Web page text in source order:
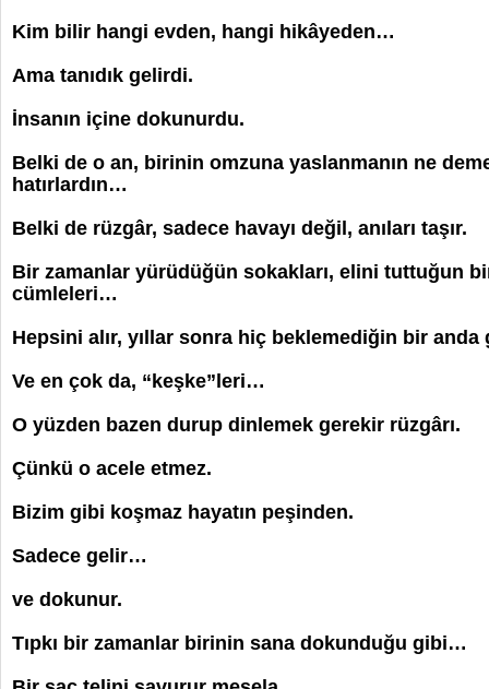
Kim bilir hangi evden, hangi hikâyeden…
Ama tanıdık gelirdi.
İnsanın içine dokunurdu.
Belki de o an, birinin omzuna yaslanmanın ne
hatırlardın…
Belki de rüzgâr, sadece havayı değil, anıları taşır.
Bir zamanlar yürüdüğün sokakları, elini tuttuğun
cümleleri…
Hepsini alır, yıllar sonra hiç beklemediğin bir
Ve en çok da, “keşke”leri…
O yüzden bazen durup dinlemek gerekir rüzgârı.
Çünkü o acele etmez.
Bizim gibi koşmaz hayatın peşinden.
Sadece gelir…
ve dokunur.
Tıpkı bir zamanlar birinin sana dokunduğu gibi…